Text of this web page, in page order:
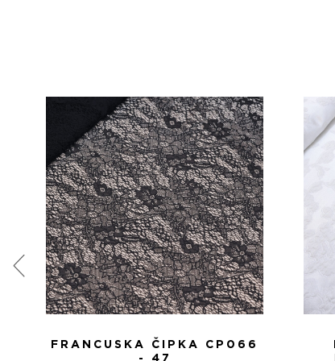
FRANCUSKA ČIPKA CP066
- 47